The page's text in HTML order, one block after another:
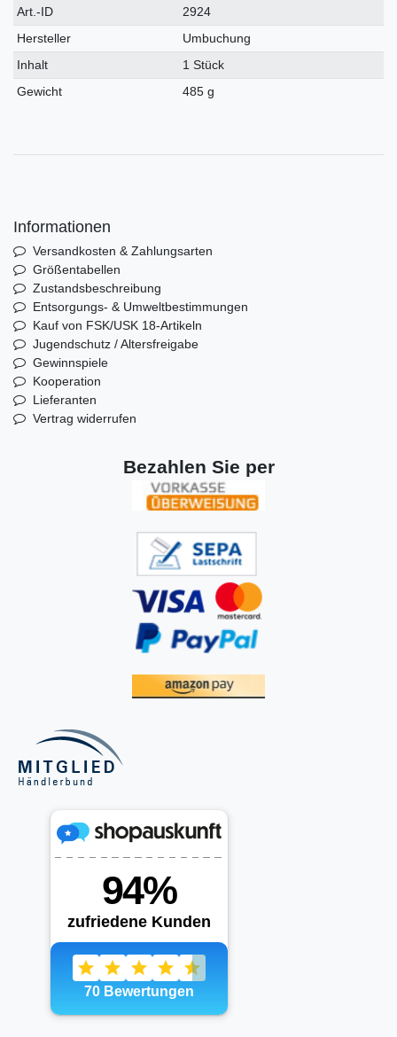
Technisches
Merkmal
Wert
Art.-ID
2924
Hersteller
Umbuchung
Inhalt
1 Stück
Gewicht
485 g
Informationen
Versandkosten & Zahlungsarten
Größentabellen
Zustandsbeschreibung
Entsorgungs- & Umweltbestimmungen
Kauf von FSK/USK 18-Artikeln
Jugendschutz / Altersfreigabe
Gewinnspiele
Kooperation
Lieferanten
Vertrag widerrufen
Bezahlen Sie per